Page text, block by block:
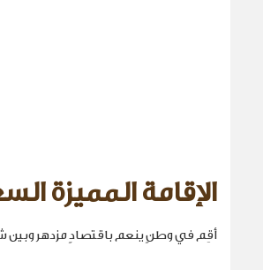
الإقامة المميزة
أقِم في وطنٍ ينعم باقتصادٍ مزدهر